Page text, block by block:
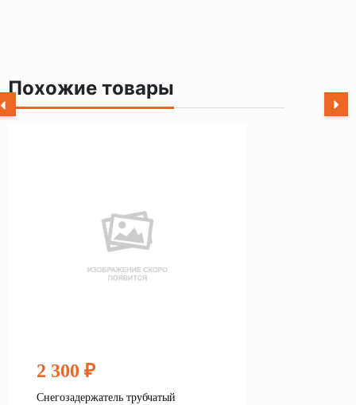
Похожие товары
2 300 ₽
Снегозадержатель трубчатый